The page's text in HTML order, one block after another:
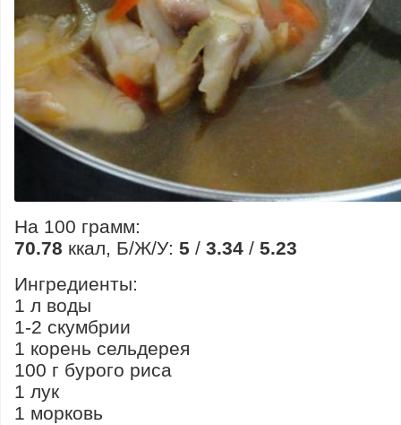
На 100 грамм:
70.78 ккал, Б/Ж/У: 5 / 3.34 / 5.23
Ингредиенты:
1 л воды
1-2 скумбрии
1 корень сельдерея
100 г бурого риса
1 лук
1 морковь